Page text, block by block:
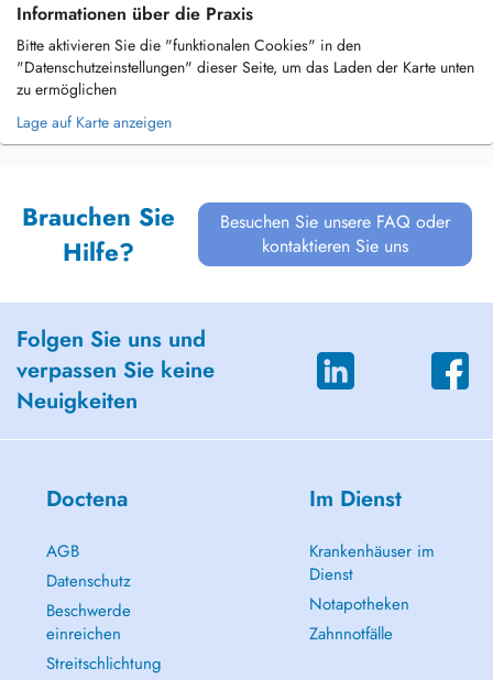
Informationen über die Praxis
Bitte aktivieren Sie die "funktionalen Cookies" in den
"Datenschutzeinstellungen" dieser Seite, um das Laden der Karte unten
zu ermöglichen
Lage auf Karte anzeigen
Brauchen Sie
Hilfe?
Besuchen Sie unsere FAQ oder
kontaktieren Sie uns
Folgen Sie uns und
verpassen Sie keine
Neuigkeiten
Doctena
AGB
Datenschutz
Beschwerde
einreichen
Streitschlichtung
Im Dienst
Krankenhäuser im
Dienst
Notapotheken
Zahnnotfälle